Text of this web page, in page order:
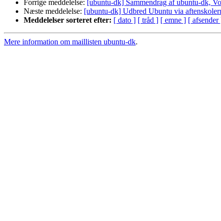
Forrige meddelelse: [ubuntu-dk] Sammendrag af ubuntu-dk,
Næste meddelelse: [ubuntu-dk] Udbred Ubuntu via
Meddelelser sorteret efter: [ dato ] [ tråd ] [ emne ] [ afsender
Mere information om maillisten ubuntu-dk.